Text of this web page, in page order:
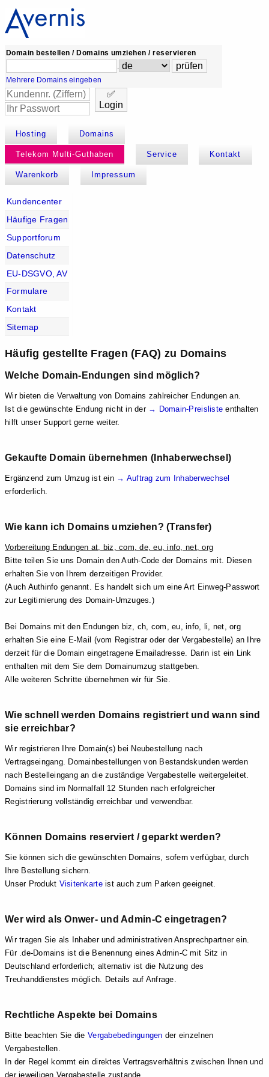
Domain bestellen / Domains umziehen / reservieren
.
Mehrere Domains eingeben
✅
Login
Hosting Domains
Telekom Multi-Guthaben Service Kontakt
Warenkorb Impressum
Kundencenter
Häufige Fragen
Supportforum
Datenschutz
EU-DSGVO, AV
Formulare
Kontakt
Sitemap
Häufig gestellte Fragen (FAQ) zu Domains
Welche Domain-Endungen sind möglich?
Wir bieten die Verwaltung von Domains zahlreicher Endungen an.
Ist die gewünschte Endung nicht in der → Domain-Preisliste enthalten
hilft unser Support gerne weiter.
Gekaufte Domain übernehmen (Inhaberwechsel)
Ergänzend zum Umzug ist ein → Auftrag zum Inhaberwechsel
erforderlich.
Wie kann ich Domains umziehen? (Transfer)
Vorbereitung Endungen at, biz, com, de, eu, info, net, org
Bitte teilen Sie uns Domain den Auth-Code der Domains mit. Diesen
erhalten Sie von Ihrem derzeitigen Provider.
(Auch Authinfo genannt. Es handelt sich um eine Art Einweg-Passwort
zur Legitimierung des Domain-Umzuges.)
Bei Domains mit den Endungen biz, ch, com, eu, info, li, net, org
erhalten Sie eine E-Mail (vom Registrar oder der Vergabestelle) an Ihre
derzeit für die Domain eingetragene Emailadresse. Darin ist ein Link
enthalten mit dem Sie dem Domainumzug stattgeben.
Alle weiteren Schritte übernehmen wir für Sie.
Wie schnell werden Domains registriert und wann sind
sie erreichbar?
Wir registrieren Ihre Domain(s) bei Neubestellung nach
Vertragseingang. Domainbestellungen von Bestandskunden werden
nach Bestelleingang an die zuständige Vergabestelle weitergeleitet.
Domains sind im Normalfall 12 Stunden nach erfolgreicher
Registrierung vollständig erreichbar und verwendbar.
Können Domains reserviert / geparkt werden?
Sie können sich die gewünschten Domains, sofern verfügbar, durch
Ihre Bestellung sichern.
Unser Produkt Visitenkarteist auch zum Parken geeignet.
Wer wird als Onwer- und Admin-C eingetragen?
Wir tragen Sie als Inhaber und administrativen Ansprechpartner ein.
Für .de-Domains ist die Benennung eines Admin-C mit Sitz in
Deutschland erforderlich; alternativ ist die Nutzung des
Treuhanddienstes möglich. Details auf Anfrage.
Rechtliche Aspekte bei Domains
Bitte beachten Sie die Vergabebedingungen der einzelnen
Vergabestellen.
In der Regel kommt ein direktes Vertragsverhältnis zwischen Ihnen und
der jeweiligen Vergabestelle zustande.